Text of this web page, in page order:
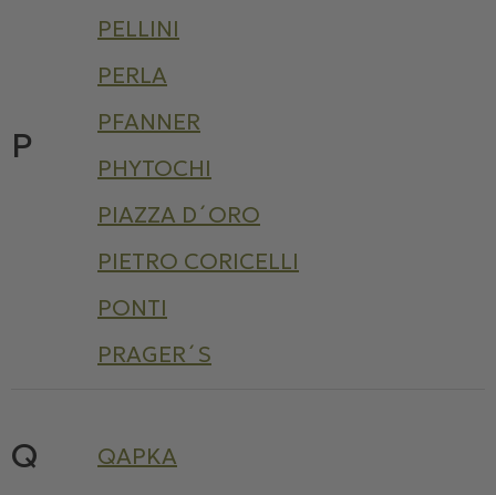
P
PELLINI
PERLA
PFANNER
PHYTOCHI
PIAZZA D´ORO
PIETRO CORICELLI
PONTI
PRAGER´S
Q QAPKA